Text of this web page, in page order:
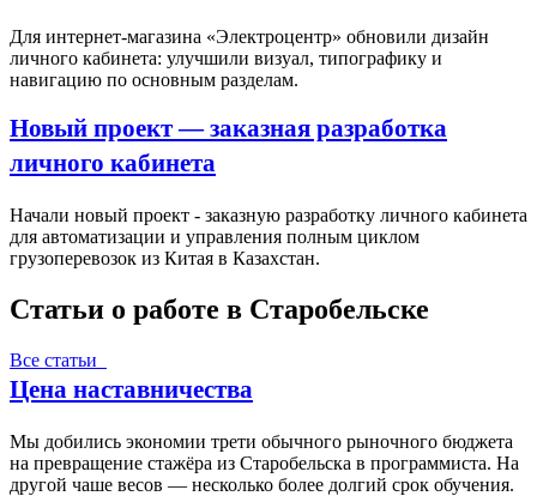
Для интернет-магазина «Электроцентр» обновили дизайн
личного кабинета: улучшили визуал, типографику и
навигацию по основным разделам.
Новый проект — заказная разработка
личного кабинета
Начали новый проект - заказную разработку личного кабинета
для автоматизации и управления полным циклом
грузоперевозок из Китая в Казахстан.
Статьи о работе в Старобельске
Все статьи
Цена наставничества
Мы добились экономии трети обычного рыночного бюджета
на превращение стажёра из Старобельска в программиста. На
другой чаше весов — несколько более долгий срок обучения.